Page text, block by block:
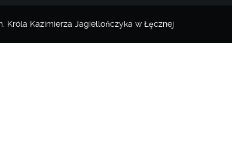
Króla Kazimierza Jagiellończyka w Łęcznej